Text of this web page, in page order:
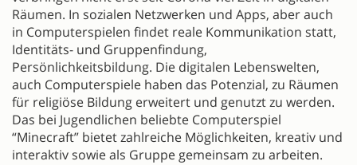
Räumen. In sozialen Netzwerken und Apps, aber auch
in Computerspielen findet reale Kommunikation statt,
Identitäts- und Gruppenfindung,
Persönlichkeitsbildung. Die digitalen Lebenswelten,
auch Computerspiele haben das Potenzial, zu Räumen
für religiöse Bildung erweitert und genutzt zu werden.
Das bei Jugendlichen beliebte Computerspiel
“Minecraft” bietet zahlreiche Möglichkeiten, kreativ und
interaktiv sowie als Gruppe gemeinsam zu arbeiten.